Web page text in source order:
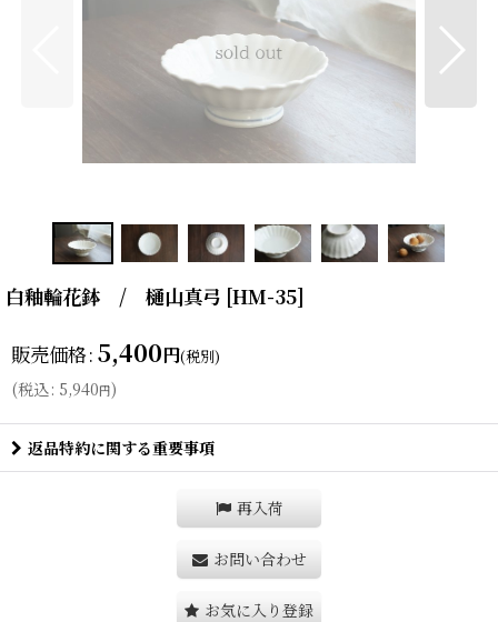
白釉輪花鉢 / 樋山真弓 [HM-35]
販売価格: 5,400円(税別)
(税込: 5,940円)
返品特約に関する重要事項
再入荷
お問い合わせ
お気に入り登録